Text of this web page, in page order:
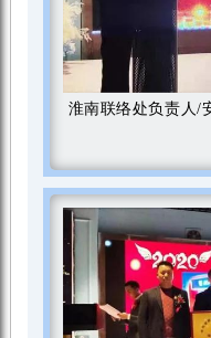
淮南联络处负责人/